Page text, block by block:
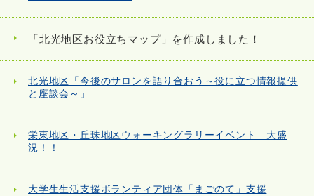
「北光地区お役立ちマップ」を作成しました！
北光地区「今後のサロンを語り合おう～役に立つ情報提供
と座談会～」
栄東地区・丘珠地区ウォーキングラリーイベント 大盛
況！！
大学生生活支援ボランティア団体「まごのて」支援